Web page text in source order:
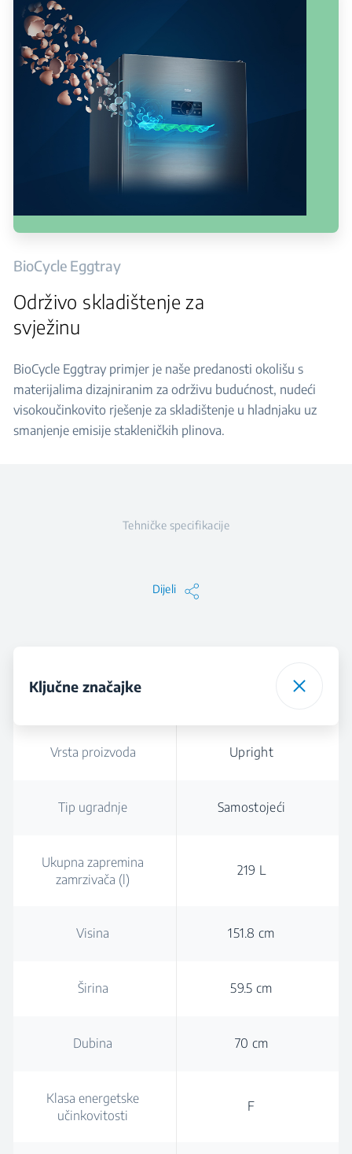
BioCycle Eggtray
Održivo skladištenje za
svježinu
BioCycle Eggtray primjer je naše predanosti okolišu s
materijalima dizajniranim za održivu budućnost, nudeći
visokoučinkovito rješenje za skladištenje u hladnjaku uz
smanjenje emisije stakleničkih plinova.
Tehničke specifikacije
Dijeli
Ključne značajke
Vrsta proizvoda Upright
Tip ugradnje Samostojeći
Ukupna zapremina
zamrzivača (l)
219 L
Visina 151.8 cm
Širina 59.5 cm
Dubina 70 cm
Klasa energetske
učinkovitosti
F